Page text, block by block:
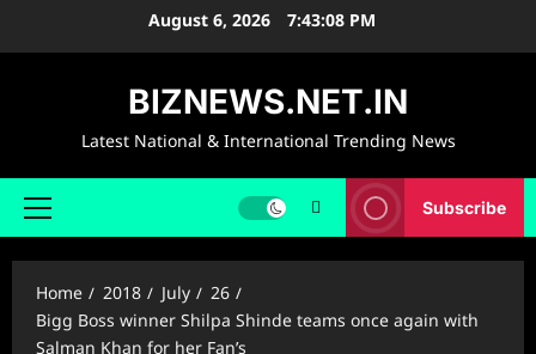
August 6, 2026 7:43:09 PM
BIZNEWS.NET.IN
Latest National & International Trending News
Primary
Subscribe
Home 2018 July
26
Bigg Boss winner Shilpa Shinde teams once again with
Salman Khan for her Fan’s